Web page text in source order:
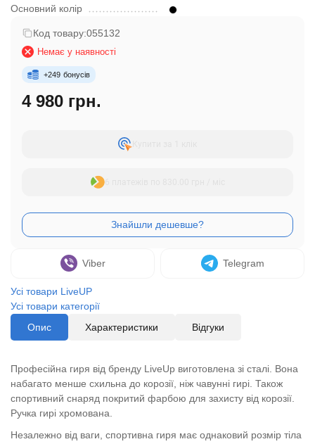
Основний колір
Код товару:055132
Немає у наявності
+249 бонусів
4 980 грн.
6 платежів по 830.00 грн / міс
Viber Telegram
Усі товари LiveUP
Усі товари категорії
Опис
Характеристики Відгуки
Професійна гиря від бренду LiveUp виготовлена зі сталі. Вона
набагато менше схильна до корозії, ніж чавунні гирі. Також
спортивний снаряд покритий фарбою для захисту від корозії.
Ручка гирі хромована.
Незалежно від ваги, спортивна гиря має однаковий розмір тіла